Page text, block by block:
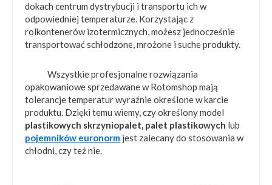
dokach centrum dystrybucji i transportu ich w
odpowiedniej temperaturze. Korzystając z
rolkontenerów izotermicznych, możesz jednocześnie
transportować schłodzone, mrożone i suche produkty.
Wszystkie profesjonalne rozwiązania
opakowaniowe sprzedawane w Rotomshop mają
tolerancje temperatur wyraźnie określone w karcie
produktu. Dzięki temu wiemy, czy określony model
plastikowych skrzyniopalet, palet plastikowych lub
pojemników euronorm jest zalecany do stosowania w
chłodni, czy też nie.